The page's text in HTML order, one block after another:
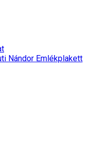
Nándor Emlékplakett